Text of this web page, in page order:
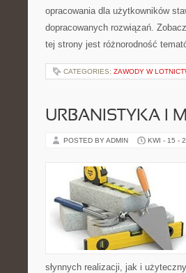
opracowania dla użytkowników
dopracowanych rozwiązań.
tej strony jest różnorodność
CATEGORIES: ZAWODY W
URBANISTYKA I
POSTED BY ADMIN KWI - 15 -
słynnych realizacji, jak i